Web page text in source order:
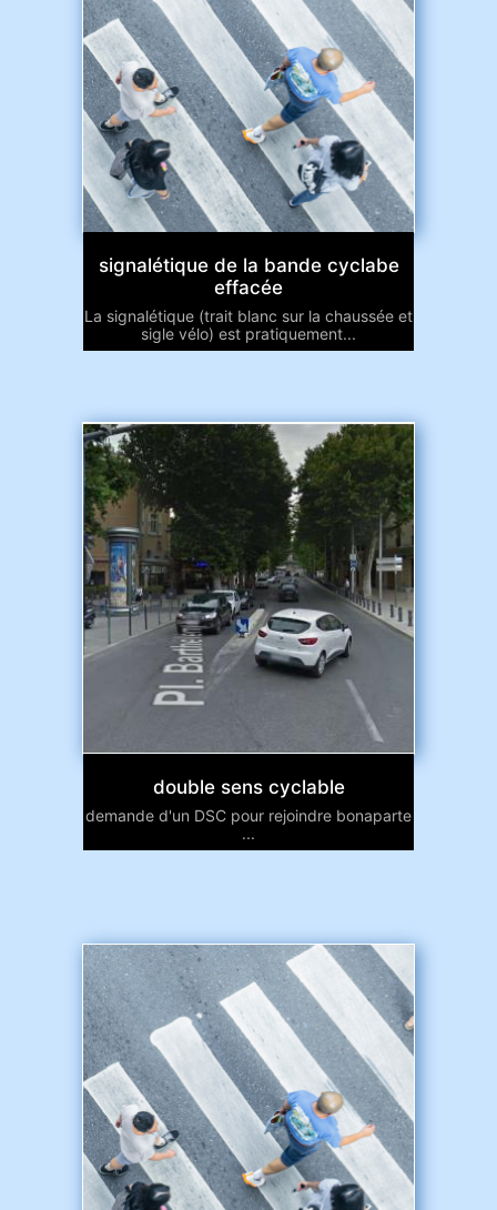
signalétique de la bande cyclabe
effacée
La signalétique (trait blanc sur la chaussée et
sigle vélo) est pratiquement...
double sens cyclable
demande d'un DSC pour rejoindre bonaparte
...